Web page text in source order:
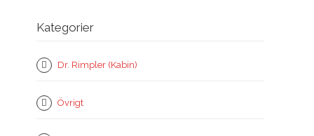
Kategorier
Dr. Rimpler (Kabin)
Övrigt